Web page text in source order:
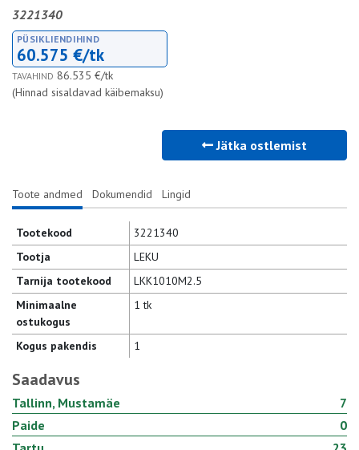
3221340
PÜSIKLIENDIHIND
60.575 €/tk
TAVAHIND 86.535 €/tk
(Hinnad sisaldavad käibemaksu)
Jätka ostlemist
Toote andmed Dokumendid Lingid
Tootekood
3221340
Tootja
LEKU
Tarnija tootekood
LKK1010M2.5
Minimaalne
ostukogus
1 tk
Kogus pakendis 1
Saadavus
Tallinn, Mustamäe
7
Paide
0